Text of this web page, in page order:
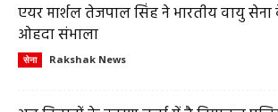
एयर मार्शल तेजपाल सिंह ने भारतीय वायु
ओहदा संभाला
सेना Rakshak News